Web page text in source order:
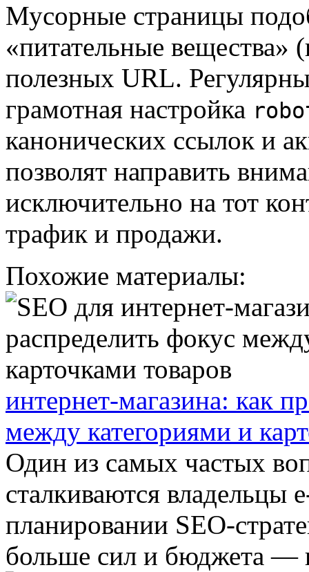
Мусорные страницы
«питательные
полезных URL.
грамотная настройка
канонических ссылок и
позволят направить
исключительно на тот
трафик и продажи.
Похожие материалы:
интернет-магазина: как
между категориями и
Один из самых частых
сталкиваются владельцы
планировании SEO-
больше сил и бюджета —